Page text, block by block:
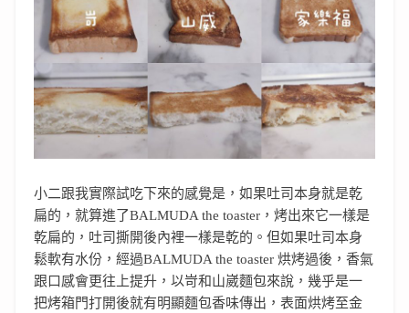
小二跟我實際試吃下來的感覺是，如果吐司本身就是乾
扁的，就算進了BALMUDA the toaster，烤出來它一樣是
乾扁的，吐司撕開後內裡一樣是乾的。但如果吐司本身
鬆軟有水份，經過BALMUDA the toaster 烘烤過後，香氣
跟口感會更往上提升，以岢和山崴麵包來說，幾乎是一
把烤箱門打開後就有明顯麵包香味傳出，表面烘烤至金